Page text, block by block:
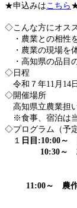
★申込みは こちら
◇こんな方にオス
・農業との相性
・農業の現場を
・高知県の品目
◇日程
令和７年11月14
◇開催場所
高知県立農業担
※食事、宿泊は当
◇プログラム（予定
１ 日目:10:00～
10:30～ 就
11 :00～ 農